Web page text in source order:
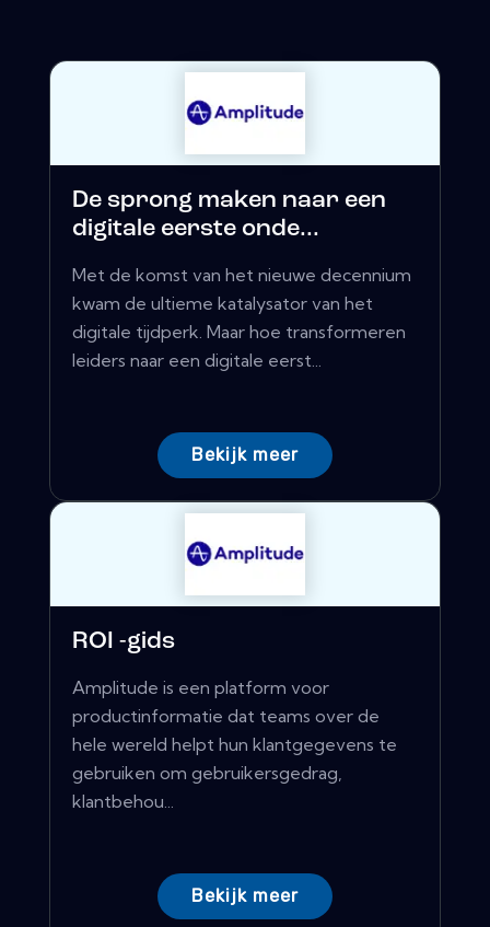
De sprong maken naar een
digitale eerste onde...
Met de komst van het nieuwe decennium
kwam de ultieme katalysator van het
digitale tijdperk. Maar hoe transformeren
leiders naar een digitale eerst...
Bekijk meer
ROI -gids
Amplitude is een platform voor
productinformatie dat teams over de
hele wereld helpt hun klantgegevens te
gebruiken om gebruikersgedrag,
klantbehou...
Bekijk meer